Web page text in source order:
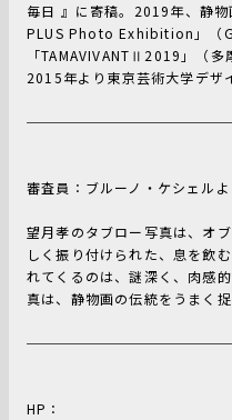
毎日 』に寄稿。2019年、静物
PLUS Photo Exhibition」（
「TAMAVIVANTⅡ2019」（多
2015年より東京芸術大学デザ
審査員：ブルーノ・ケシェルよ
望月孝のタブロー写真は、オ
しく振り付けられた、息を飲
れてくるのは、謎深く、肉感
真は、静物画の伝統をうまく
HP：